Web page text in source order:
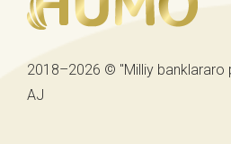
2018–2026 © "Milliy banklararo
AJ